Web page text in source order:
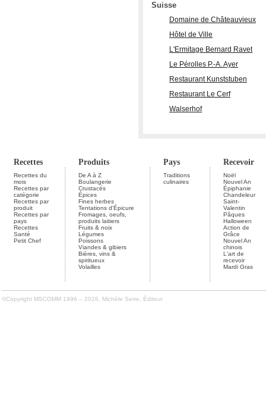
Suisse
Domaine de Châteauvieux
Hôtel de Ville
L'Ermitage Bernard Ravet
Le Pérolles P.-A. Ayer
Restaurant Kunststuben
Restaurant Le Cerf
Walserhof
Recettes Produits Pays Recevoir
Recettes du
mois
Recettes par
catégorie
Recettes par
produit
Recettes par
pays
Recettes
Santé
Petit Chef
De A à Z
Boulangerie
Crustacés
Épices
Fines herbes
Tentations d'Épicure
Fromages, oeufs,
produits laitiers
Fruits & noix
Légumes
Poissons
Viandes & gibiers
Bières, vins &
spiritueux
Volailles
Traditions
culinaires
Noël
Nouvel An
Épiphanie
Chandeleur
Saint-
Valentin
Pâques
Halloween
Action de
Grâce
Nouvel An
chinois
L'art de
recevoir
Mardi Gras
©Copyright MSCOMM 1996 – 2026. Michèle Serre, Éditeur